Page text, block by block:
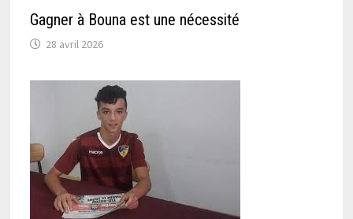
Gagner à Bouna est une nécessité
28 avril 2026